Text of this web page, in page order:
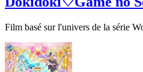
Film basé sur l'univers de la série